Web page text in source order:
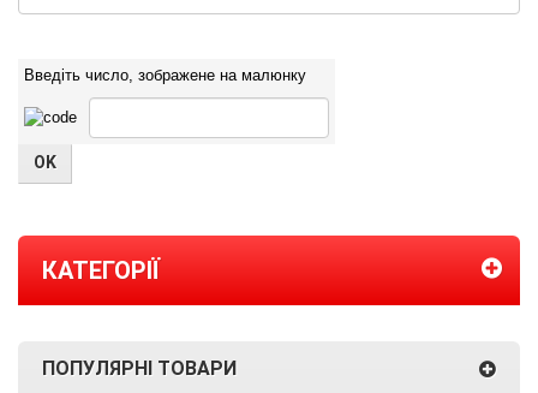
Введіть число, зображене на малюнку
КАТЕГОРІЇ
ПОПУЛЯРНІ ТОВАРИ